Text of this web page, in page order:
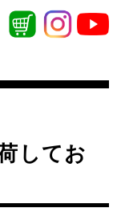
してお